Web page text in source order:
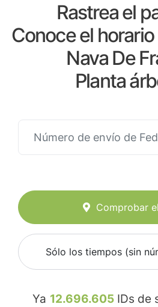
Rastrea el
Conoce el
Nava De
Planta
Comprobar
Sólo los tiempos (sin
Ya 12.696.605 IDs de